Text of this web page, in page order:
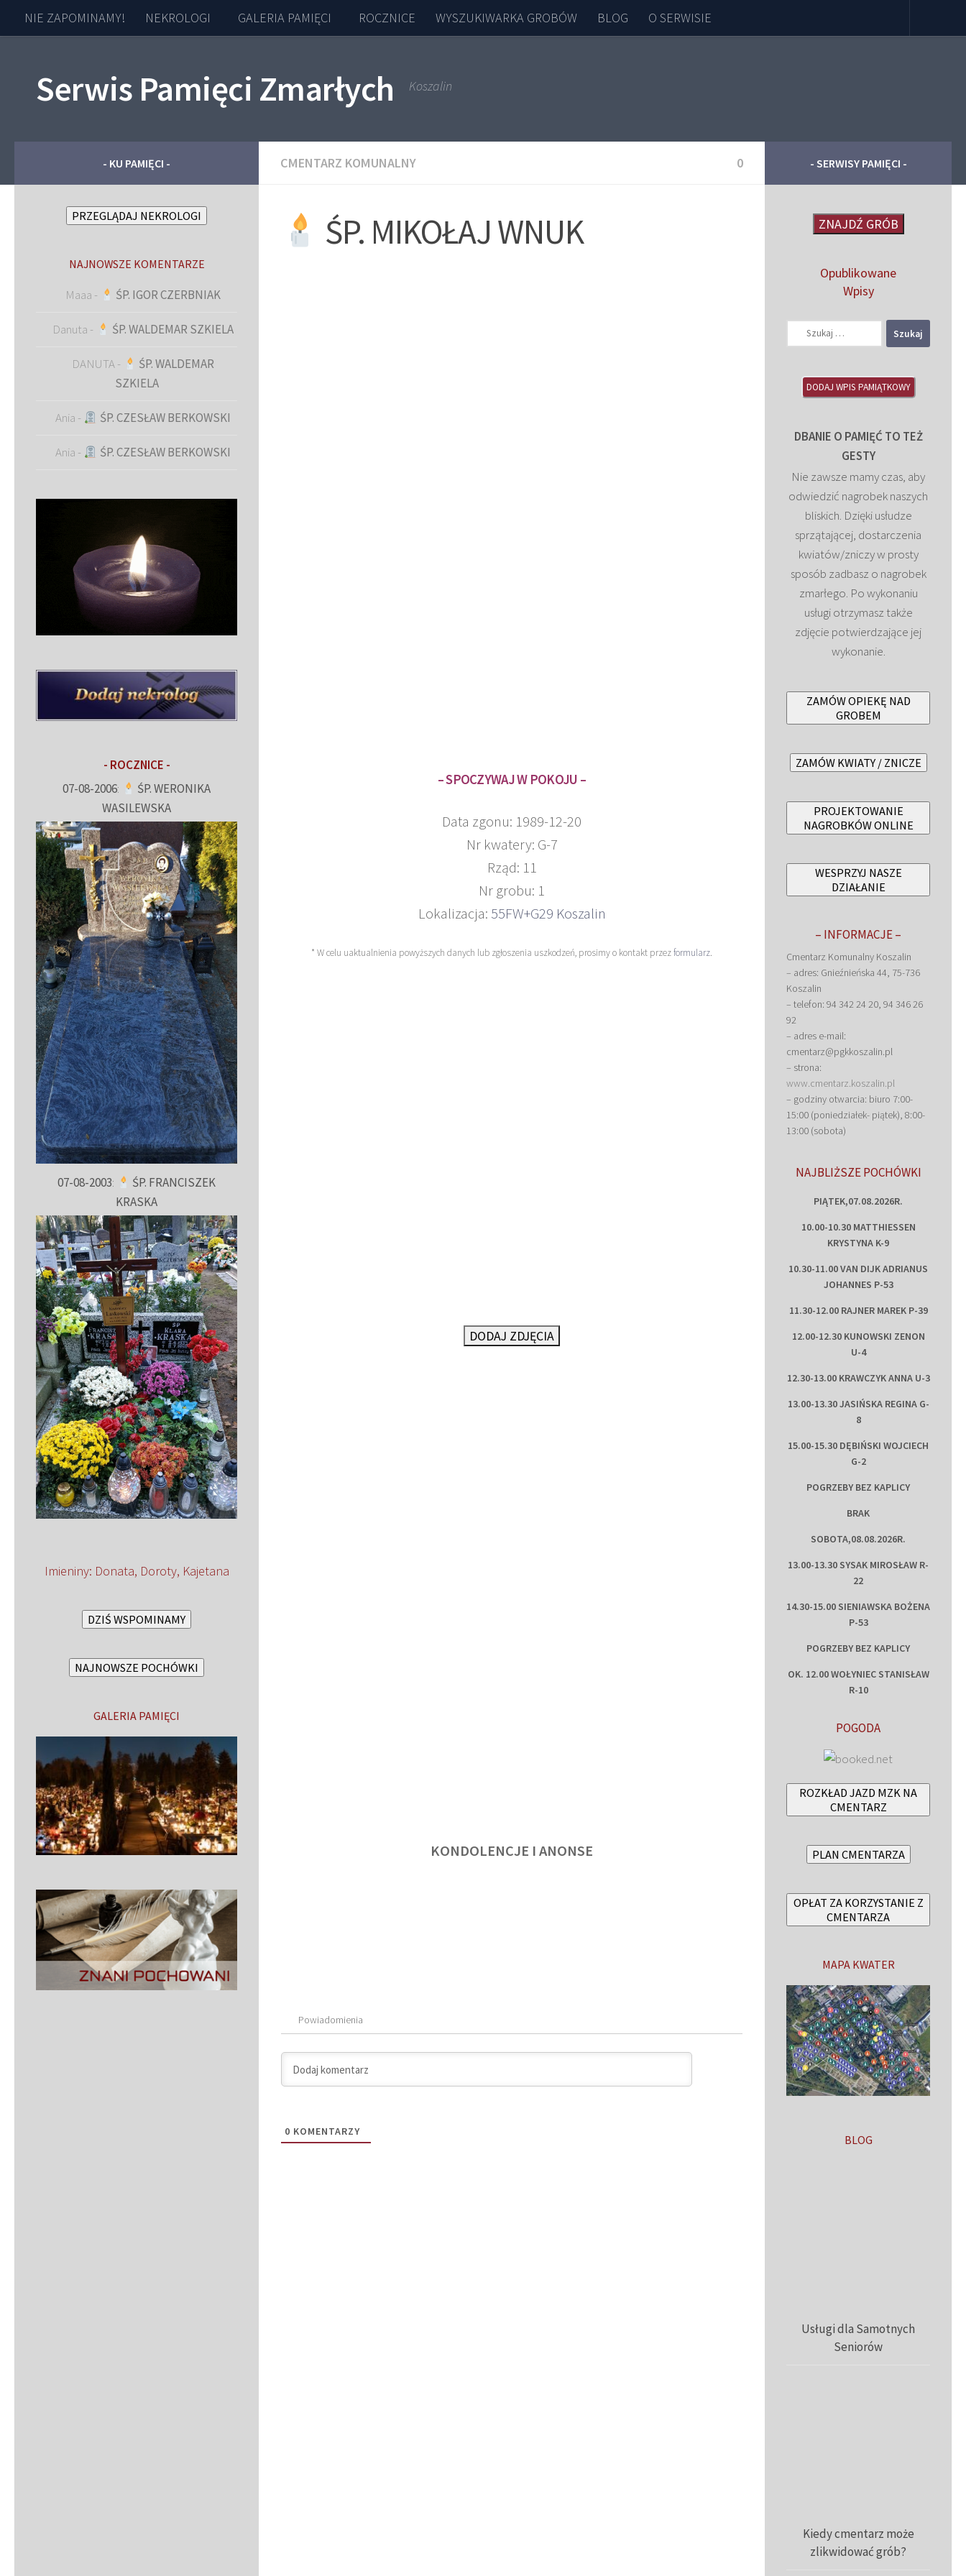
Skip to content
NIE ZAPOMINAMY! NEKROLOGI GALERIA PAMIĘCI ROCZNICE WYSZUKIWARKA GROBÓW BLOG O SERWISIE
Serwis Pamięci Zmarłych Koszalin
CMENTARZ KOMUNALNY 0
ŚP. MIKOŁAJ WNUK
– SPOCZYWAJ W POKOJU –
Data zgonu: 1989-12-20
Nr kwatery: G-7
Rząd: 11
Nr grobu: 1
Lokalizacja: 55FW+G29 Koszalin
* W celu uaktualnienia powyższych danych lub zgłoszenia uszkodzeń, prosimy o kontakt przezformularz.
DODAJ ZDJĘCIA
KONDOLENCJE I ANONSE
Powiadomienia
0 KOMENTARZY
- KU PAMIĘCI -
PRZEGLĄDAJ NEKROLOGI
NAJNOWSZE KOMENTARZE
Maaa - ŚP. IGOR CZERBNIAK
Danuta - ŚP. WALDEMAR SZKIELA
DANUTA-
ŚP. WALDEMAR
SZKIELA
Ania - ŚP. CZESŁAW BERKOWSKI
Ania - ŚP. CZESŁAW BERKOWSKI
- ROCZNICE -
07-08-2006:
ŚP. WERONIKA
WASILEWSKA
07-08-2003:
ŚP. FRANCISZEK
KRASKA
Imieniny: Donata, Doroty, Kajetana
DZIŚ WSPOMINAMY
NAJNOWSZE POCHÓWKI
GALERIA PAMIĘCI
- SERWISY PAMIĘCI -
ZNAJDŹ GRÓB
Opublikowane
Wpisy
DODAJ WPIS PAMIĄTKOWY
DBANIE O PAMIĘĆ TO TEŻ
GESTY
Nie zawsze mamy czas, aby
odwiedzić nagrobek naszych
bliskich. Dzięki usłudze
sprzątającej, dostarczenia
kwiatów/zniczy w prosty
sposób zadbasz o nagrobek
zmarłego. Po wykonaniu
usługi otrzymasz także
zdjęcie potwierdzające jej
wykonanie.
ZAMÓW OPIEKĘ NAD
GROBEM
ZAMÓW KWIATY / ZNICZE
PROJEKTOWANIE
NAGROBKÓW ONLINE
WESPRZYJ NASZE
DZIAŁANIE
– INFORMACJE –
Cmentarz Komunalny Koszalin
– adres: Gnieźnieńska 44, 75-736
Koszalin
– telefon: 94 342 24 20, 94 346 26
92
– adres e-mail:
cmentarz@pgkkoszalin.pl
– strona:
www.cmentarz.koszalin.pl
– godziny otwarcia: biuro 7:00-
15:00 (poniedziałek- piątek), 8:00-
13:00 (sobota)
NAJBLIŻSZE POCHÓWKI
PIĄTEK,07.08.2026R.
10.00-10.30 MATTHIESSEN
KRYSTYNA K-9
10.30-11.00 VAN DIJK ADRIANUS
JOHANNES P-53
11.30-12.00 RAJNER MAREK P-39
12.00-12.30 KUNOWSKI ZENON
U-4
12.30-13.00 KRAWCZYK ANNA U-3
13.00-13.30 JASIŃSKA REGINA G-
8
15.00-15.30 DĘBIŃSKI WOJCIECH
G-2
POGRZEBY BEZ KAPLICY
BRAK
SOBOTA,08.08.2026R.
13.00-13.30 SYSAK MIROSŁAW R-
22
14.30-15.00 SIENIAWSKA BOŻENA
P-53
POGRZEBY BEZ KAPLICY
OK. 12.00 WOŁYNIEC STANISŁAW
R-10
POGODA
ROZKŁAD JAZD MZK NA
CMENTARZ
PLAN CMENTARZA
OPŁAT ZA KORZYSTANIE Z
CMENTARZA
MAPA KWATER
BLOG
Usługi dla Samotnych
Seniorów
Kiedy cmentarz może
zlikwidować grób?